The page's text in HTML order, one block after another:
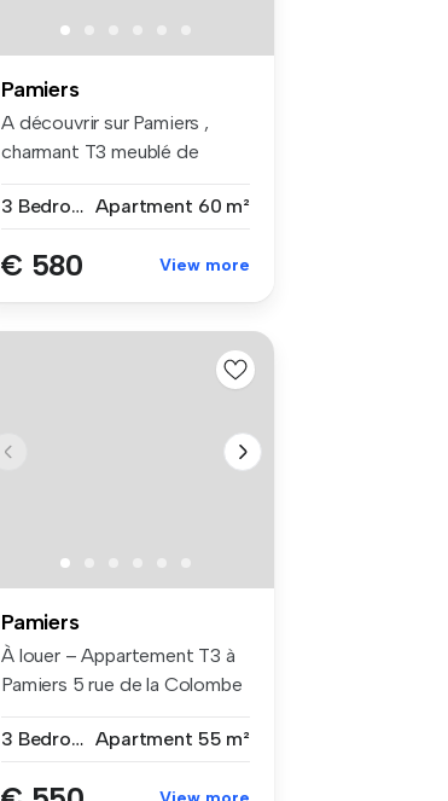
Pamiers
A découvrir sur Pamiers ,
charmant T3 meublé de
3 Bedrooms Apartment 60 m²
€ 580 View more
Pamiers
À louer – Appartement T3 à
Pamiers 5 rue de la Colombe
3 Bedrooms Apartment 55 m²